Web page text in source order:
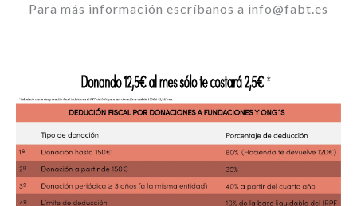
Para más información escríbanos a info@fabt.es